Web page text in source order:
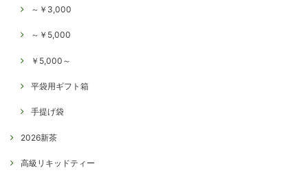
～￥3,000
～￥5,000
￥5,000～
平袋用ギフト箱
手提げ袋
2026新茶
高級リキッドティー